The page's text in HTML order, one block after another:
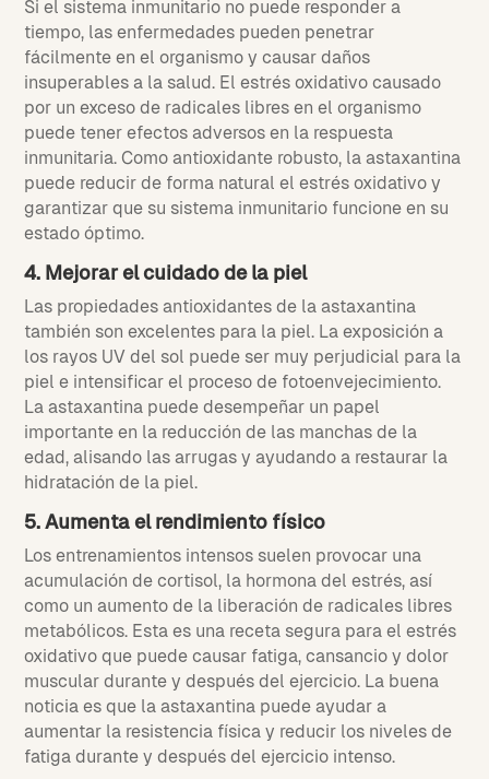
Si el sistema inmunitario no puede responder a
tiempo, las enfermedades pueden penetrar
fácilmente en el organismo y causar daños
insuperables a la salud. El estrés oxidativo causado
por un exceso de radicales libres en el organismo
puede tener efectos adversos en la respuesta
inmunitaria. Como antioxidante robusto, la astaxantina
puede reducir de forma natural el estrés oxidativo y
garantizar que su sistema inmunitario funcione en su
estado óptimo.
4. Mejorar el cuidado de la piel
Las propiedades antioxidantes de la astaxantina
también son excelentes para la piel. La exposición a
los rayos UV del sol puede ser muy perjudicial para la
piel e intensificar el proceso de fotoenvejecimiento.
La astaxantina puede desempeñar un papel
importante en la reducción de las manchas de la
edad, alisando las arrugas y ayudando a restaurar la
hidratación de la piel.
5. Aumenta el rendimiento físico
Los entrenamientos intensos suelen provocar una
acumulación de cortisol, la hormona del estrés, así
como un aumento de la liberación de radicales libres
metabólicos. Esta es una receta segura para el estrés
oxidativo que puede causar fatiga, cansancio y dolor
muscular durante y después del ejercicio. La buena
noticia es que la astaxantina puede ayudar a
aumentar la resistencia física y reducir los niveles de
fatiga durante y después del ejercicio intenso.